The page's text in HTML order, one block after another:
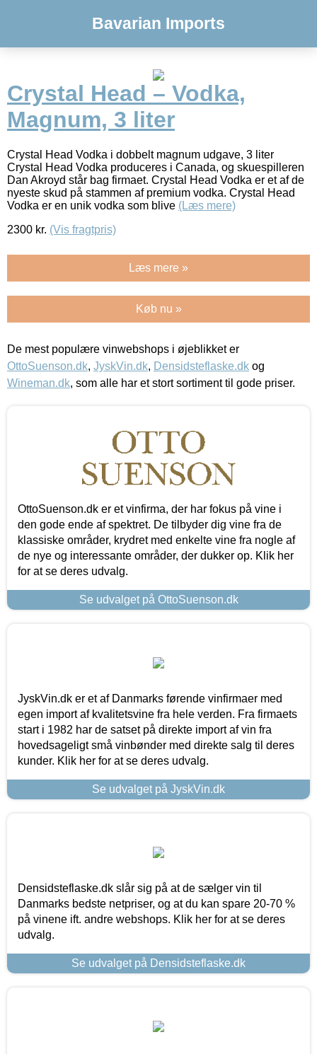
Bavarian Imports
Crystal Head – Vodka,
Magnum, 3 liter
Crystal Head Vodka i dobbelt magnum udgave, 3 liter
Crystal Head Vodka produceres i Canada, og skuespilleren
Dan Akroyd står bag firmaet. Crystal Head Vodka er et af de
nyeste skud på stammen af premium vodka. Crystal Head
Vodka er en unik vodka som blive (Læs mere)
2300 kr. (Vis fragtpris)
Læs mere »
Køb nu »
De mest populære vinwebshops i øjeblikket er
OttoSuenson.dk, JyskVin.dk, Densidsteflaske.dk og
Wineman.dk, som alle har et stort sortiment til gode priser.
OttoSuenson.dk er et vinfirma, der har fokus på vine i
den gode ende af spektret. De tilbyder dig vine fra de
klassiske områder, krydret med enkelte vine fra nogle af
de nye og interessante områder, der dukker op. Klik her
for at se deres udvalg.
Se udvalget på OttoSuenson.dk
JyskVin.dk er et af Danmarks førende vinfirmaer med
egen import af kvalitetsvine fra hele verden. Fra firmaets
start i 1982 har de satset på direkte import af vin fra
hovedsageligt små vinbønder med direkte salg til deres
kunder. Klik her for at se deres udvalg.
Se udvalget på JyskVin.dk
Densidsteflaske.dk slår sig på at de sælger vin til
Danmarks bedste netpriser, og at du kan spare 20-70 %
på vinene ift. andre webshops. Klik her for at se deres
udvalg.
Se udvalget på Densidsteflaske.dk